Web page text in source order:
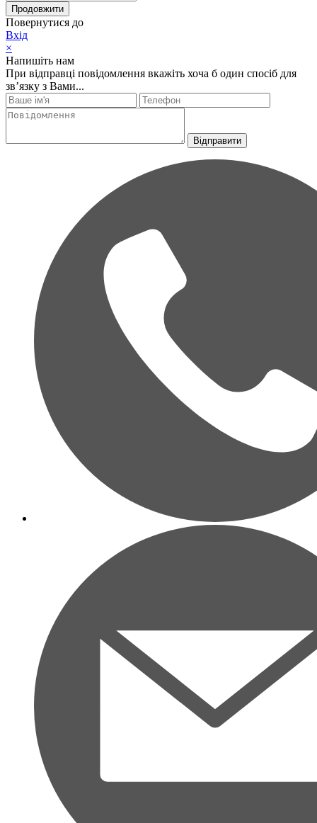
Продовжити
Повернутися до
Вхід
×
Напишіть нам
При відправці повідомлення вкажіть хоча б один спосіб для
зв’язку з Вами...
Відправити